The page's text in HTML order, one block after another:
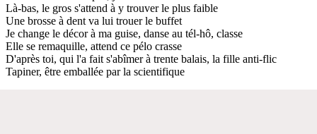
Là-bas, le gros s'attend à y trouver le plus faible
Une brosse à dent va lui trouer le buffet
Je change le décor à ma guise, danse au tél-hô, classe
Elle se remaquille, attend ce pélo crasse
D'après toi, qui l'a fait s'abîmer à trente balais, la fille anti-flic
Tapiner, être emballée par la scientifiquе